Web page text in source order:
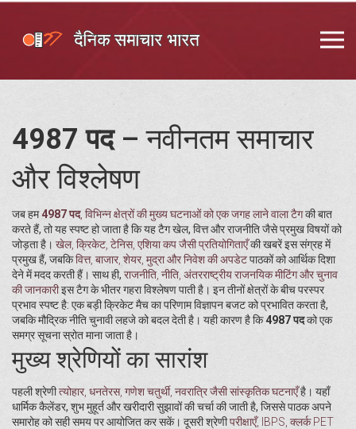
4987 पद– नवीनतम समाचार
और विश्लेषण
जब हम4987 पद, विभिन्न क्षेत्रों की मुख्य घटनाओं को एक जगह लाने वाला टैगकी बात
करते हैं, तो यह स्पष्ट हो जाता है कि यह टैग खेल, वित्त और राजनीति जैसे प्रमुख विषयों को
जोड़ता है। खेल, क्रिकेट, टेनिस, एशिया कप जैसी प्रतियोगिताएँकी खबरें इस संग्रह में
प्रमुख हैं, जबकिवित्त, बाजार, शेयर, मुद्रा और निवेश की अपडेटपाठकों को आर्थिक दिशा
देने में मदद करती हैं। साथ ही, राजनीति नीति, अंतरराष्ट्रीय राजनयिक मीटिंग और चुनाव
की जानकारीइस टैग के भीतर गहरा विश्लेषण पाती है। इन तीनों क्षेत्रों के बीच परस्पर
प्रभाव स्पष्ट है: एक बड़ी क्रिकेट मैच का परिणाम विज्ञापन बजट को प्रभावित करता है,
जबकि मौद्रिक नीति चुनावी लहजे को बदल देती है। यही कारण है कि4987 पदको एक
समग्र सूचना स्रोत माना जाता है।
मुख्य श्रेणियों का सारांश
पहली श्रेणीत्योहार, धनतेरस, गणेश चतुर्थी, नवरात्रि जैसी सांस्कृतिक घटनाएँहै। यहाँ
धार्मिक कैलेंडर, शुभ मुहूर्त और खरीदारी सुझावों की चर्चा की जाती है, जिससे पाठक अपने
समारोह को सही समय पर आयोजित कर सकें। दूसरी श्रेणीपरीक्षाएँ, IBPS, क्लर्क PET